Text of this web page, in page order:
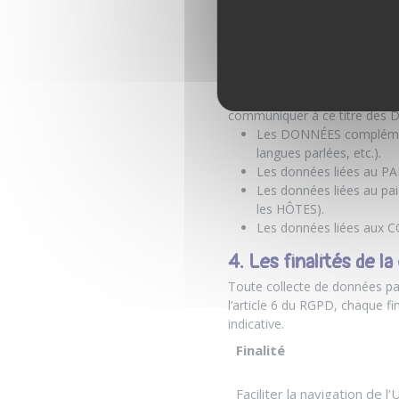
électronique, prénom, nom,
en particulier pour la
Lorsque le MEMBRE utilise
communiquer à ce titre des
Les DONNÉES
langues parlées, etc.).
Les données liées au
Les données liées au
les HÔTES).
Les données liées aux
4. Les finalités de
Toute collecte de données
l’article 6 du RGPD, chaque
indicative.
Finalité
Faciliter la navigation de